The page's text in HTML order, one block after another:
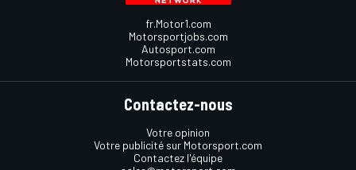
fr.Motor1.com
Motorsportjobs.com
Autosport.com
Motorsportstats.com
Contactez-nous
Votre opinion
Votre publicité sur Motorsport.com
Contactez l'équipe